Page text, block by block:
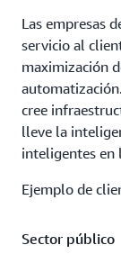
Las empresas
servicio al
maximización
cree
lleve la
inteligentes en
Ejemplo de
Sector público